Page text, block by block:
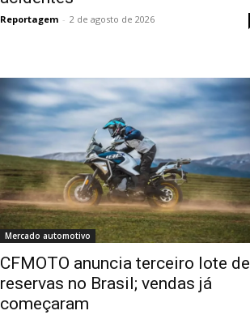
Reportagem - 2 de agosto de 2026
Mercado automotivo
CFMOTO anuncia terceiro lote de
reservas no Brasil; vendas já
começaram